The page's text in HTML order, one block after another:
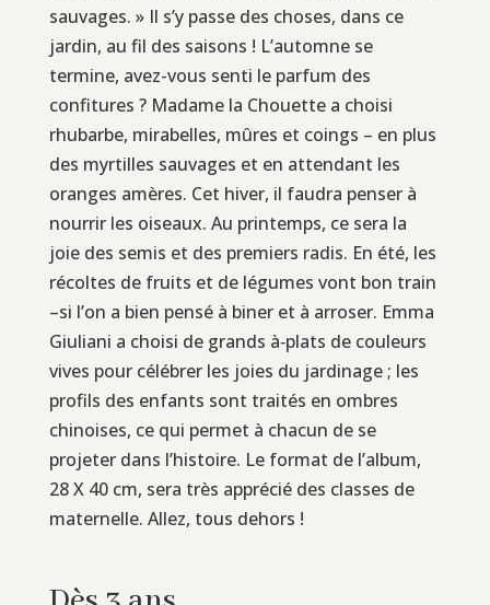
sauvages. » Il s’y passe des choses, dans ce
jardin, au fil des saisons ! L’automne se
termine, avez-vous senti le parfum des
confitures ? Madame la Chouette a choisi
rhubarbe, mirabelles, mûres et coings – en plus
des myrtilles sauvages et en attendant les
oranges amères. Cet hiver, il faudra penser à
nourrir les oiseaux. Au printemps, ce sera la
joie des semis et des premiers radis. En été, les
récoltes de fruits et de légumes vont bon train
–si l’on a bien pensé à biner et à arroser. Emma
Giuliani a choisi de grands à‑plats de couleurs
vives pour célébrer les joies du jardinage ; les
profils des enfants sont traités en ombres
chinoises, ce qui permet à chacun de se
projeter dans l’histoire. Le format de l’album,
28 X 40 cm, sera très apprécié des classes de
maternelle. Allez, tous dehors !